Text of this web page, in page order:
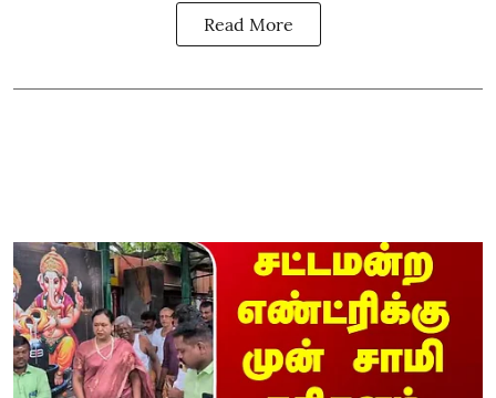
Read More